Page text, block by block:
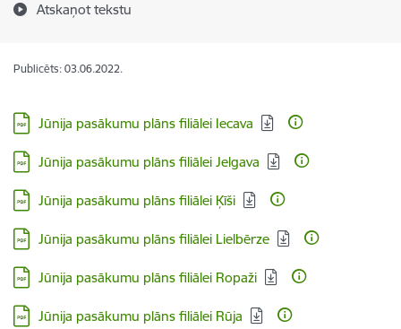
Atskaņot tekstu
Publicēts: 03.06.2022.
Lejupielādēt:
Jūnija pasākumu plāns filiālei Iecava
Lejupielādēt:
Jūnija pasākumu plāns filiālei Jelgava
Lejupielādēt:
Jūnija pasākumu plāns filiālei Ķīši
Lejupielādēt:
Jūnija pasākumu plāns filiālei Lielbērze
Lejupielādēt:
Jūnija pasākumu plāns filiālei Ropaži
Lejupielādēt:
Jūnija pasākumu plāns filiālei Rūja